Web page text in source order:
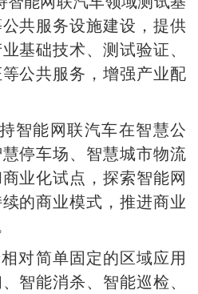
共服务设施建设，提供
基础技术、测试验证、
公共服务，增强产业配
智能网联汽车在智慧公
停车场、智慧城市物流
业化试点，探索智能网
的商业模式，推进商业
对简单固定的区域应用
智能消杀、智能巡检、